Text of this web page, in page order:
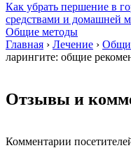
Как убрать першение в
средствами и домашней
Общие методы
Главная › Лечение ›
ларингите: общие
Отзывы и
Комментарии